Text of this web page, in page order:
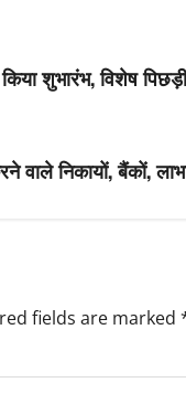
शुभारंभ, विशेष
निकायों, बैंकों,
fields are marked